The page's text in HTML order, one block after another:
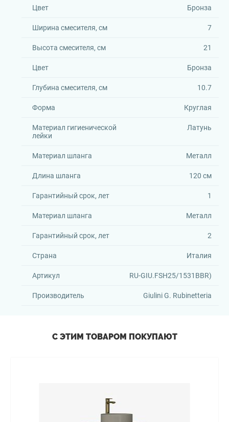
Цвет Бронза
Ширина смесителя, см 7
Высота смесителя, см 21
Цвет Бронза
Глубина смесителя, см 10.7
Форма Круглая
Материал гигиенической
лейки
Латунь
Материал шланга Металл
Длина шланга 120 см
Гарантийный срок, лет 1
Материал шланга Металл
Гарантийный срок, лет 2
Страна Италия
Артикул RU-GIU.FSH25/1531BBR)
Производитель Giulini G. Rubinetteria
С ЭТИМ ТОВАРОМ ПОКУПАЮТ